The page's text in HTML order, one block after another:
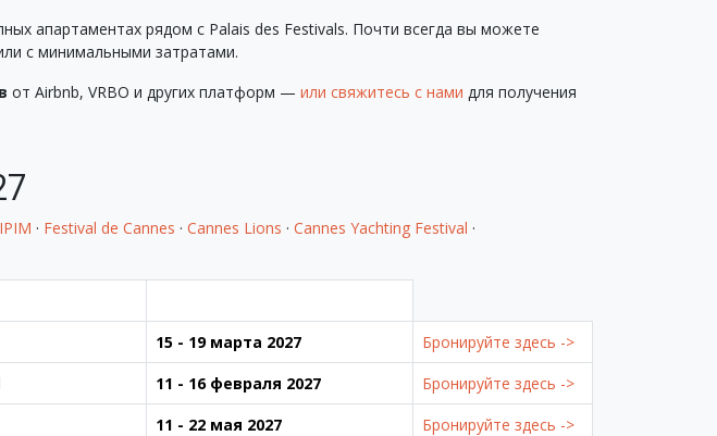
апартаментах рядом с Palais des Festivals. Почти всегда вы можете
с минимальными затратами.
от Airbnb, VRBO и других платформ — или свяжитесь с нами для получения
· Festival de Cannes · Cannes Lions · Cannes Yachting Festival ·
15 - 19 марта 2027
Бронируйте здесь ->
11 - 16 февраля 2027
Бронируйте здесь ->
11 - 22 мая 2027
Бронируйте здесь ->